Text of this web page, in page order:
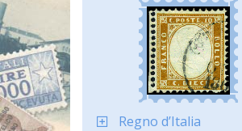
Regno d’Italia